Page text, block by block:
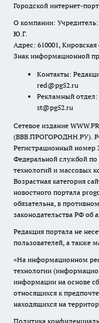
Городской интернет-
О компании: Учредитель:
Ю.Г.
Адрес: 610001,
Знак информационной
Контакты:
red@pg52.ru
Рекламный отдел:
st@pg52.ru
Сетевое издание
(ВВВ.ПРОГОРОДНН.РУ).
Регистрационный номер
Федеральной службой
технологий и массовых
Возрастная категория
новостного портала
обязательна, в
законодательства РФ об
Редакция портала не
пользователей, а также
«На информационном
технологии
информации на основе
относящихся к
находящихся на
Политика